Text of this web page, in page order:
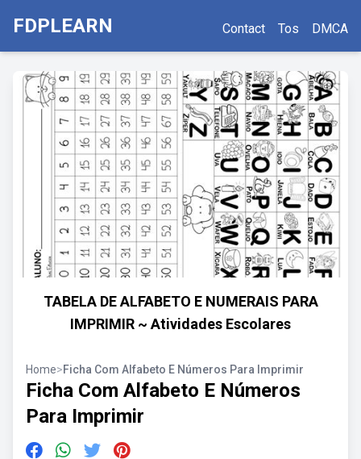
FDPLEARN Contact Tos DMCA
TABELA DE ALFABETO E NUMERAIS PARA
IMPRIMIR ~ Atividades Escolares
Home>Ficha Com Alfabeto E Números Para Imprimir
Ficha Com Alfabeto E Números
Para Imprimir